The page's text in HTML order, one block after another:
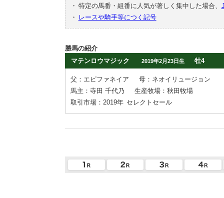
・ 特定の馬番・組番に人気が著しく集中した場合、
・
レースや騎手等につく記号
勝馬の紹介
マテンロウマジック
2019年2月23日生 牡4
父：エピファネイア
母：ネオイリュージョン
馬主：寺田 千代乃
生産牧場：秋田牧場
取引市場：2019年 セレクトセール